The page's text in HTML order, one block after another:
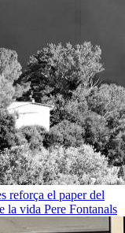
reforça el paper del
la vida Pere Fontanals